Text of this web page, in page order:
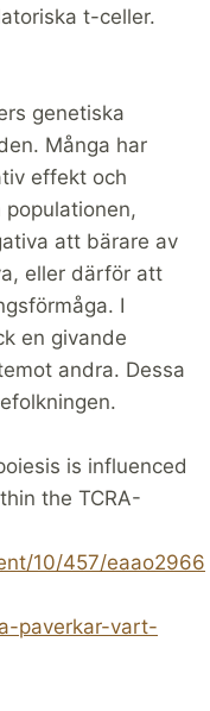
t-celler.
genetiska
Många har
effekt och
att bärare av
eller därför att
I
en givande
andra. Dessa
is influenced
the TCRA-
10/457/eaao2966
paverkar-vart-